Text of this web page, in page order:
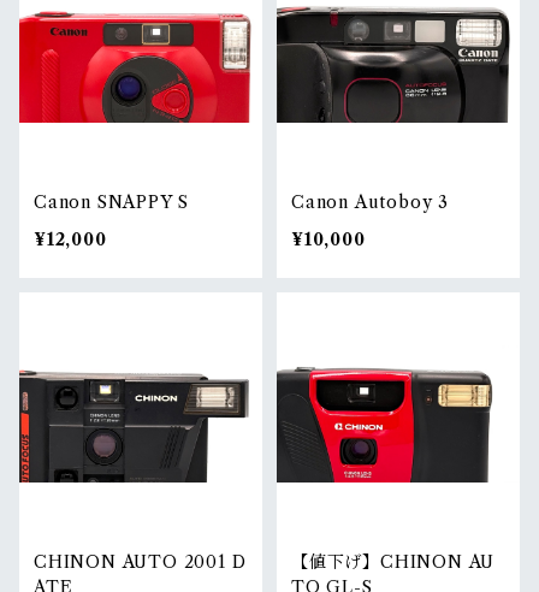
Canon SNAPPY S
¥12,000
Canon Autoboy 3
¥10,000
CHINON AUTO 2001 D
ATE
【値下げ】CHINON AU
TO GL-S